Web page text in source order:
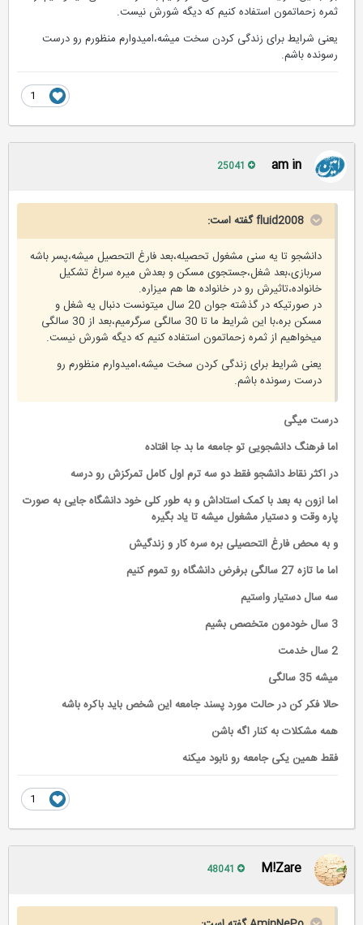
ثمره زحماتمون استفاده کنیم که دیگه شورش نیست.
یعنی شرایط برای زندگی کردن سخت میشه،امیدوارم منظورم رو درست
رسونده باشم.
am in
fluid2008 گفته است:
دانشجو تا یه سنی مشغول تحصیله،بعد فارغ التحصیل میشه،پسر باشه
سربازی،بعد شغل،جستجوی مسکن و بعدش میره سراغ تشکیل
خانواده،تاثیرش رو در خانواده ها هم میزاره.
در صورتیکه در گذشته جوان 20 سال میتونست دنبال یه شغل و
مسکن بره،با این شرایط ما تا 30 سالگی سرگرمیم،بعد از 30 سالگی
میخواهیم از ثمره زحماتمون استفاده کنیم که دیگه شورش نیست.
یعنی شرایط برای زندگی کردن سخت میشه،امیدوارم منظورم رو
درست رسونده باشم.
درست میگی
اما فرهنگ دانشجویی تو جامعه ما بد جا افتاده
در اکثر نقاط دانشجو فقط دو سه ترم اول کامل تمرکزش رو درسه
اما ازون به بعد با کمک استاداش و به طور کلی خود دانشگاه جایی به صورت
پاره وقت و دستیار مشغول میشه تا یاد بگیره
و به محض فارغ التحصیلی بره سره کار و زندگیش
اما ما تازه 27 سالگی برفرض دانشگاه رو تموم کنیم
سه سال دستیار واستیم
میشه 35 سالگی
حالا فکر کن در حالت مورد پسند جامعه این شخص باید باکره باشه
همه مشکلات به کنار اگه باشن
فقط همین یکی جامعه رو نابود میکنه
M!Zare